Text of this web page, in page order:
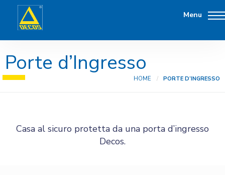
Menu
Porte d’Ingresso
HOME PORTE D’INGRESSO
Casa al sicuro protetta da una porta d’ingresso
Decos.